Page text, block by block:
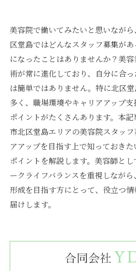
美容院で働いてみたいと思いなが
区堂島ではどんなスタッフ募集が
になったことはありませんか？美
術が常に進化しており、自分に合
は簡単ではありません。特に北区
多く、職場環境やキャリアアップ
ポイントがたくさんあります。本
市北区堂島エリアの美容院スタッ
アアップを目指す上で知っておき
ポイントを解説します。美容師と
ークライフバランスを重視しなが
形成を目指す方にとって、役立つ
届けします。